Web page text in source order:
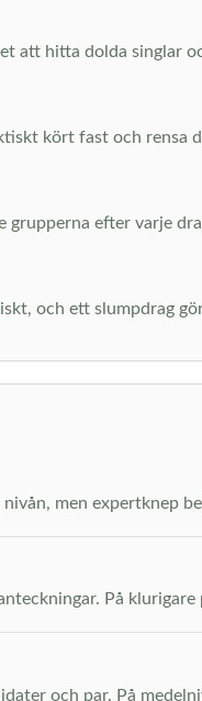
att hitta dolda singlar
kört fast och rensa
efter varje
och ett slumpdrag
men expertknep
På
och par. På